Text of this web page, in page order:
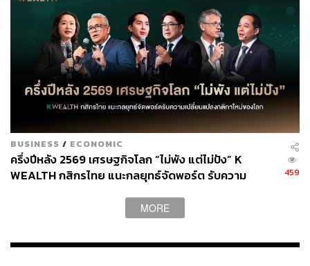
ทั้งนี้ จากปัจจัยดังกล่าวข้างต้น ระยะสั้นให้ระมัดระวังการ
ปรับฐานระยะสั้นของราคาน้ำมัน แต่มีมุมมองว่าในระยะ
กลางถึงระยะยาว OPEC+ ยังมีนโยบายในการควบคุมบริหาร
ทิศทางราคาน้ำมัน ดังนั้นจึงคาดว่าราคาน้ำมันจะไม่อ่อนตัว
ลดลงไปแรงมาก แต่หากราคาน้ำมันปรับตัวลดลงจะเป็น
โอกาสในการทยอยสะสมหุ้นกลุ่มพลังงานธุรกิจต้นน้ำ
(Upstream) เพื่อรองรับความกังวลในสถานการณ์
ภูมิรัฐศาสตร์ (Geopolitics) ที่ยังมีอยู่ค่อนข้างมาก
นอกจากนี้ เฮอริเคนที่คาดว่ามีโอกาสจะเกิดขึ้นในช่วง 3-5
เดือนข้างหน้านี้ หลังจาก GRM ปัจจุบันยังอยู่ในระดับที่ต่ำ จึง
ประเด็นดังกล่าว โดยในด้านของปัจจัยพื้นฐานมีหุ้นแนะนำคือ
BUSINESS / ECONOMIC
ครึ่งปีหลัง 2569 เศรษฐกิจโลก “ไม่พัง แต่ไม่ปัง” K
WEALTH กสิกรไทย แนะกลยุทธ์จัดพอร์ต รับความ
459
MORE